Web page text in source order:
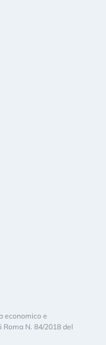
economico e
N. 84/2018 del